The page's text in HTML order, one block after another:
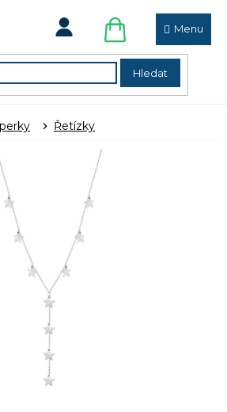
Hledat
NÁKUPNÍ
KOŠÍK
Řetízky